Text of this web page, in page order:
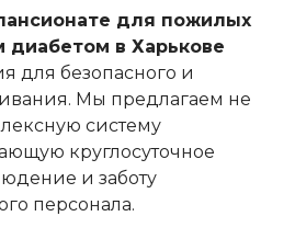
для пожилых
в Харькове
для безопасного и
Мы предлагаем не
систему
круглосуточное
и заботу
персонала.